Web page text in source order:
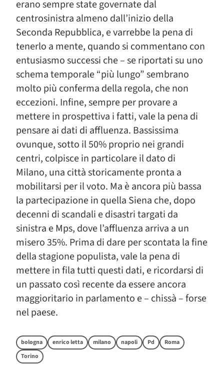
erano sempre state governate dal
centrosinistra almeno dall’inizio della
Seconda Repubblica, e varrebbe la pena di
tenerlo a mente, quando si commentano con
entusiasmo successi che – se riportati su uno
schema temporale “più lungo” sembrano
molto più conferma della regola, che non
eccezioni. Infine, sempre per provare a
mettere in prospettiva i fatti, vale la pena di
pensare ai dati di affluenza. Bassissima
ovunque, sotto il 50% proprio nei grandi
centri, colpisce in particolare il dato di
Milano, una città storicamente pronta a
mobilitarsi per il voto. Ma è ancora più bassa
la partecipazione in quella Siena che, dopo
decenni di scandali e disastri targati da
sinistra e Mps, dove l’affluenza arriva a un
misero 35%. Prima di dare per scontata la fine
della stagione populista, vale la pena di
mettere in fila tutti questi dati, e ricordarsi di
un passato così recente da essere ancora
maggioritario in parlamento e – chissà – forse
nel paese.
bologna enrico letta milano napoli Pd
Roma
Torino